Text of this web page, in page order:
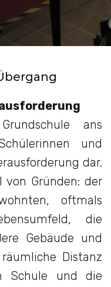
ans
und
dar.
von Gründen: der
oftmals
die
Gebäude und
Distanz
Schule und die